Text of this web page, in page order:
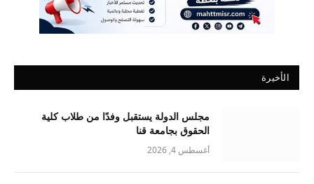
الأخيرة
مجلس الدولة يستقبل وفدًا من طلاب كلية
الحقوق بجامعة قنا
أغسطس 4, 2026